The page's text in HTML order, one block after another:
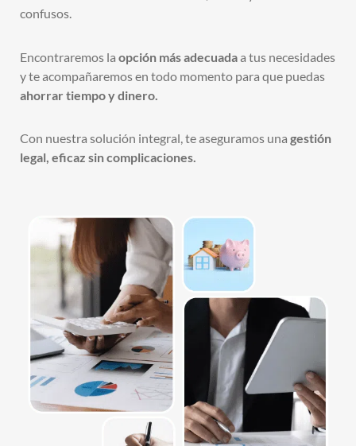
confusos.
Encontraremos la opción más adecuadaa tus necesidades
y te acompañaremos en todo momento para que puedas
ahorrar tiempo y dinero.
Con nuestra solución integral, te aseguramos una gestión
legal, eficaz sin complicaciones.